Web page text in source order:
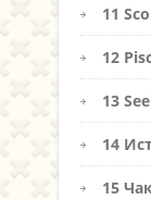
11
12
13
14
15